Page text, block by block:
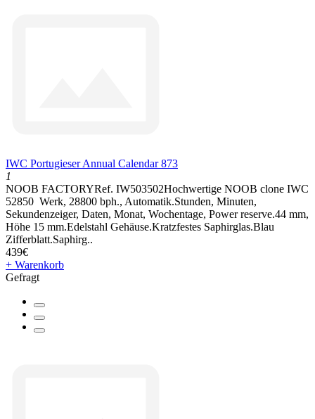
IWC Portugieser Annual Calendar 873
1
NOOB FACTORYRef. IW503502Hochwertige NOOB clone IWC
52850 Werk, 28800 bph., Automatik.Stunden, Minuten,
Sekundenzeiger, Daten, Monat, Wochentage, Power reserve.44 mm,
Höhe 15 mm.Edelstahl Gehäuse.Kratzfestes Saphirglas.Blau
Zifferblatt.Saphirg..
439€
+ Warenkorb
Gefragt